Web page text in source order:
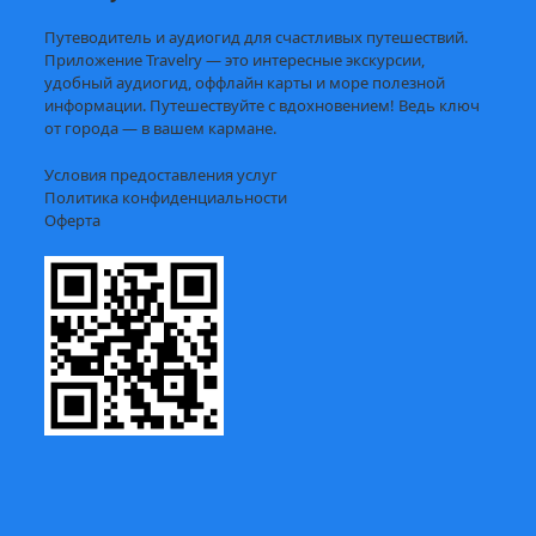
Путеводитель и аудиогид для счастливых путешествий.
Приложение Travelry — это интересные экскурсии,
удобный аудиогид, оффлайн карты и море полезной
информации. Путешествуйте с вдохновением! Ведь ключ
от города — в вашем кармане.
Условия предоставления услуг
Политика конфиденциальности
Оферта